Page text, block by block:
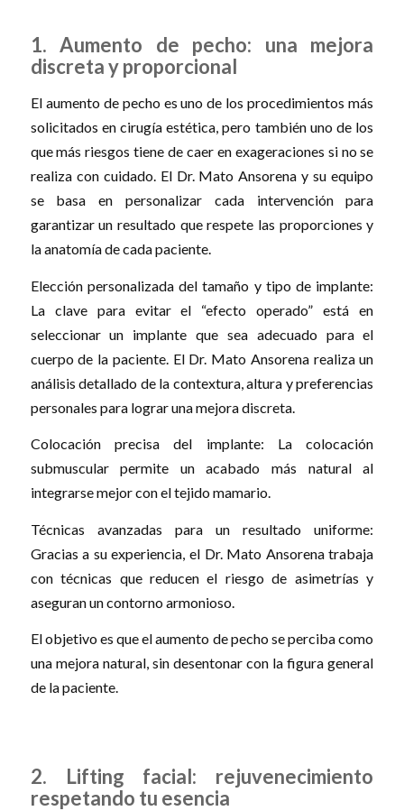
1. Aumento de pecho: una mejora
discreta y proporcional
El aumento de pecho es uno de los procedimientos más
solicitados en cirugía estética, pero también uno de los
que más riesgos tiene de caer en exageraciones si no se
realiza con cuidado. El Dr. Mato Ansorena y su equipo
se basa en personalizar cada intervención para
garantizar un resultado que respete las proporciones y
la anatomía de cada paciente.
Elección personalizada del tamaño y tipo de implante:
La clave para evitar el “efecto operado” está en
seleccionar un implante que sea adecuado para el
cuerpo de la paciente. El Dr. Mato Ansorena realiza un
análisis detallado de la contextura, altura y preferencias
personales para lograr una mejora discreta.
Colocación precisa del implante: La colocación
submuscular permite un acabado más natural al
integrarse mejor con el tejido mamario.
Técnicas avanzadas para un resultado uniforme:
Gracias a su experiencia, el Dr. Mato Ansorena trabaja
con técnicas que reducen el riesgo de asimetrías y
aseguran un contorno armonioso.
El objetivo es que el aumento de pecho se perciba como
una mejora natural, sin desentonar con la figura general
de la paciente.
2. Lifting facial: rejuvenecimiento
respetando tu esencia